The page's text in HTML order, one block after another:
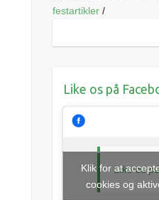
festartikler/
Like os på
Like os
Klik for at
cookies og